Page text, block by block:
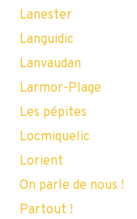
Lanester
Languidic
Lanvaudan
Larmor-Plage
Les pépites
Locmiquelic
Lorient
On parle de nous !
Partout !